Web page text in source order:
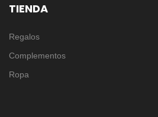
TIENDA
Regalos
Complementos
Ropa